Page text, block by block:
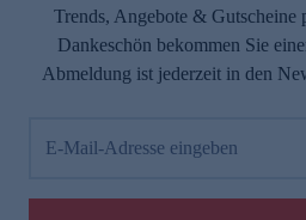
Trends, Angebote & Gutscheine
Dankeschön bekommen Sie
Abmeldung ist jederzeit in den
E-Mail-Adresse eingeben